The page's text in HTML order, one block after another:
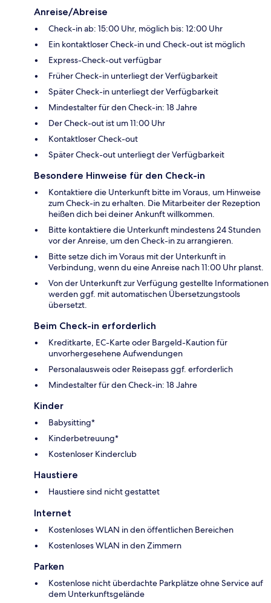
Anreise/Abreise
Check-in ab: 15:00 Uhr, möglich bis: 12:00 Uhr
Ein kontaktloser Check-in und Check-out ist möglich
Express-Check-out verfügbar
Früher Check-in unterliegt der Verfügbarkeit
Später Check-in unterliegt der Verfügbarkeit
Mindestalter für den Check-in: 18 Jahre
Der Check-out ist um 11:00 Uhr
Kontaktloser Check-out
Später Check-out unterliegt der Verfügbarkeit
Besondere Hinweise für den Check-in
Kontaktiere die Unterkunft bitte im Voraus, um Hinweise
zum Check-in zu erhalten. Die Mitarbeiter der Rezeption
heißen dich bei deiner Ankunft willkommen.
Bitte kontaktiere die Unterkunft mindestens 24 Stunden
vor der Anreise, um den Check-in zu arrangieren.
Bitte setze dich im Voraus mit der Unterkunft in
Verbindung, wenn du eine Anreise nach 11:00 Uhr planst.
Von der Unterkunft zur Verfügung gestellte Informationen
werden ggf. mit automatischen Übersetzungstools
übersetzt.
Beim Check-in erforderlich
Kreditkarte, EC-Karte oder Bargeld-Kaution für
unvorhergesehene Aufwendungen
Personalausweis oder Reisepass ggf. erforderlich
Mindestalter für den Check-in: 18 Jahre
Kinder
Babysitting*
Kinderbetreuung*
Kostenloser Kinderclub
Haustiere
Haustiere sind nicht gestattet
Internet
Kostenloses WLAN in den öffentlichen Bereichen
Kostenloses WLAN in den Zimmern
Parken
Kostenlose nicht überdachte Parkplätze ohne Service auf
dem Unterkunftsgelände